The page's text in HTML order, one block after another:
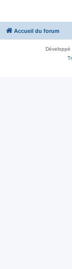
Accueil du forum
Développé